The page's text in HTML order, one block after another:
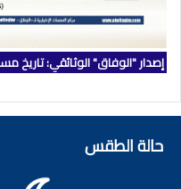
إصدار "الوفاق" الوثائقي: تاريخ
حالة الطقس